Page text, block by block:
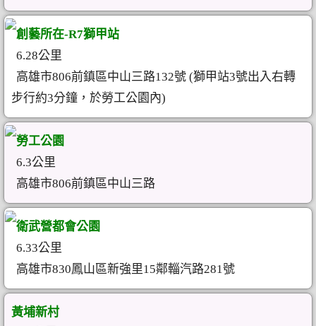
創藝所在-R7獅甲站
6.28公里
高雄市806前鎮區中山三路132號 (獅甲站3號出入右轉
步行約3分鐘，於勞工公園內)
勞工公園
6.3公里
高雄市806前鎮區中山三路
衛武營都會公園
6.33公里
高雄市830鳳山區新強里15鄰輜汽路281號
黃埔新村